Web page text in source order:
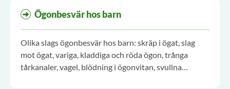
Ögonbesvär hos barn
Olika slags ögonbesvär hos barn: skräp i ögat, slag
mot ögat, variga, kladdiga och röda ögon, trånga
tårkanaler, vagel, blödning i ögonvitan, svullna